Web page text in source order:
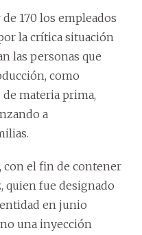
170 los empleados
la crítica situación
las personas que
como
materia prima,
a
con el fin de contener
quien fue designado
en junio
una inyección